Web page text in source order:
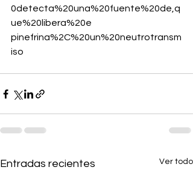
0detecta%20una%20fuente%20de,q
ue%20libera%20e
pinefrina%2C%20un%20neutrotransm
iso
Entradas recientes Ver todo